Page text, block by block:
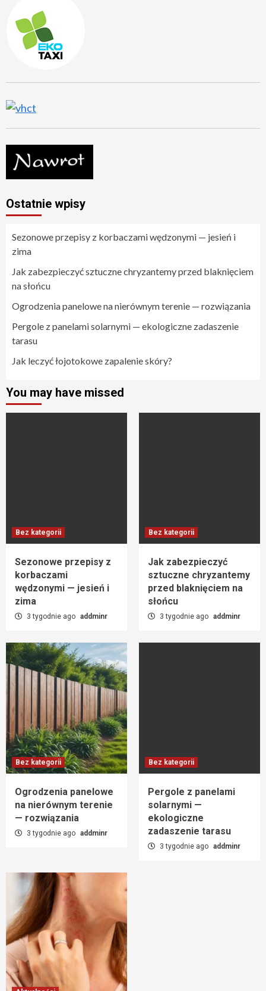
Ostatnie wpisy
Sezonowe przepisy z korbaczami wędzonymi — jesień i
zima
Jak zabezpieczyć sztuczne chryzantemy przed blaknięciem
na słońcu
Ogrodzenia panelowe na nierównym terenie — rozwiązania
Pergole z panelami solarnymi — ekologiczne zadaszenie
tarasu
Jak leczyć łojotokowe zapalenie skóry?
You may have missed
Bez kategorii
Sezonowe przepisy z
korbaczami
wędzonymi — jesień i
zima
3 tygodnie ago addminr
Bez kategorii
Jak zabezpieczyć
sztuczne chryzantemy
przed blaknięciem na
słońcu
3 tygodnie ago addminr
Bez kategorii
Ogrodzenia panelowe
na nierównym terenie
— rozwiązania
3 tygodnie ago addminr
Bez kategorii
Pergole z panelami
solarnymi —
ekologiczne
zadaszenie tarasu
3 tygodnie ago addminr